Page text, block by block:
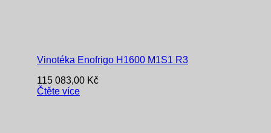
Vinotéka Enofrigo H1600 M1S1 R3
115 083,00 Kč
Čtěte více